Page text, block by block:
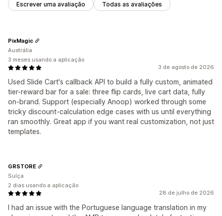
Escrever uma avaliação Todas as avaliações
3 de agosto de 2026
Used Slide Cart's callback API to build a fully custom, animated
tier-reward bar for a sale: three flip cards, live cart data, fully
on-brand. Support (especially Anoop) worked through some
tricky discount-calculation edge cases with us until everything
ran smoothly. Great app if you want real customization, not just
templates.
PixMagic
Austrália
3 meses usando a aplicação
28 de julho de 2026
I had an issue with the Portuguese language translation in my
GRSTORE
Suíça
2 dias usando a aplicação